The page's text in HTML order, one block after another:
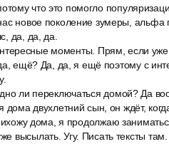
что это помогло
новое поколение зумеры, альфа
да, да, да.
моменты. Прям, если уже
ещё? Да, да, я ещё поэтому с
ли переключаться домой? Да
двухлетний сын, он ждёт,
дома, я продолжаю
высылать. Угу. Писать тексты там.